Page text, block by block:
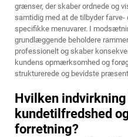
grænser, der skaber ordnede og
samtidig med at de tilbyder
specifikke menuvarer. I
grundlæggende beholdere
professionelt og skaber
kundens opmærksomhed og
strukturerede og bevidste
Hvilken
kundetilfredshed
forretning?